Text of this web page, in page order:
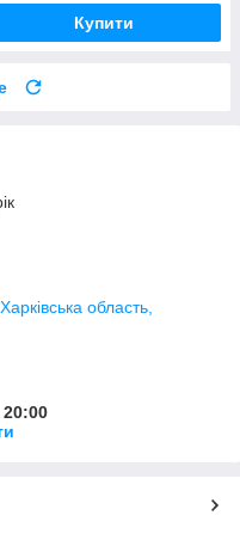
Купити
область,